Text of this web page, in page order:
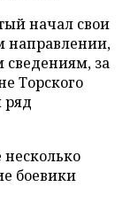
начал свои
направлении,
сведениям, за
Торского
ряд
боевики